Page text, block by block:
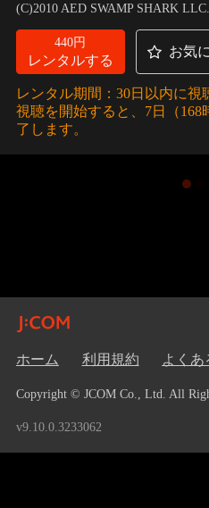
恐怖を描くモンスター・パニック
(C)2010 AED SWAMP SHARK
440円
レンタルする
お気
レンタル期間：30日以内に
視聴を開始すると、7日（
了します。
ホーム 利用規約 よくあ
Copyright © JCOM Co., Ltd. All
v9.10.0.3233062